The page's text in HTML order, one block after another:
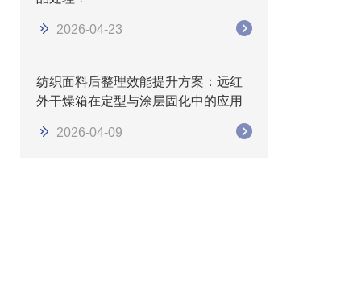
2026-04-23
纺织面料后整理效能提升方案：远红
外干燥箱在定型与涂层固化中的应用
2026-04-09